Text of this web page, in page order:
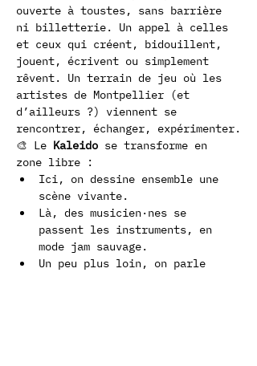
ouverte à toustes, sans barrière
ni billetterie. Un appel à celles
et ceux qui créent, bidouillent,
jouent, écrivent ou simplement
rêvent. Un terrain de jeu où les
artistes de Montpellier (et
d’ailleurs ?) viennent se
rencontrer, échanger, expérimenter.
🎨 Le Kaleido se transforme en
zone libre :
Ici, on dessine ensemble une
scène vivante.
Là, des musicien·nes se
passent les instruments, en
mode jam sauvage.
Un peu plus loin, on parle